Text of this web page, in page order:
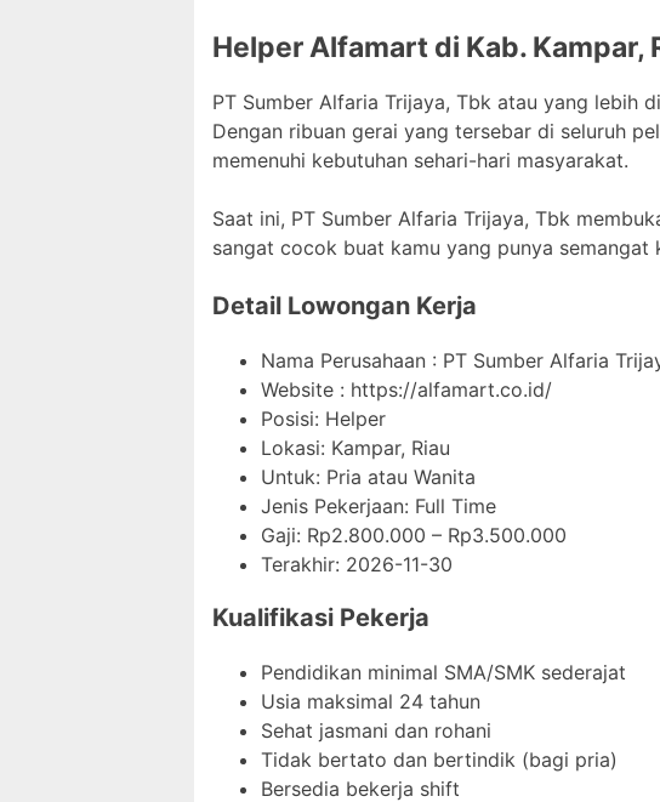
Helper Alfamart di Kab. Kampar,
PT Sumber Alfaria Trijaya, Tbk atau yang lebih
Dengan ribuan gerai yang tersebar di seluruh
memenuhi kebutuhan sehari-hari masyarakat.
Saat ini, PT Sumber Alfaria Trijaya, Tbk
sangat cocok buat kamu yang punya
Detail Lowongan Kerja
Nama Perusahaan : PT Sumber Alfaria
Website : https://alfamart.co.id/
Posisi: Helper
Lokasi: Kampar, Riau
Untuk: Pria atau Wanita
Jenis Pekerjaan: Full Time
Gaji: Rp2.800.000 – Rp3.500.000
Terakhir: 2026-11-30
Kualifikasi Pekerja
Pendidikan minimal SMA/SMK sederajat
Usia maksimal 24 tahun
Sehat jasmani dan rohani
Tidak bertato dan bertindik (bagi pria)
Bersedia bekerja shift